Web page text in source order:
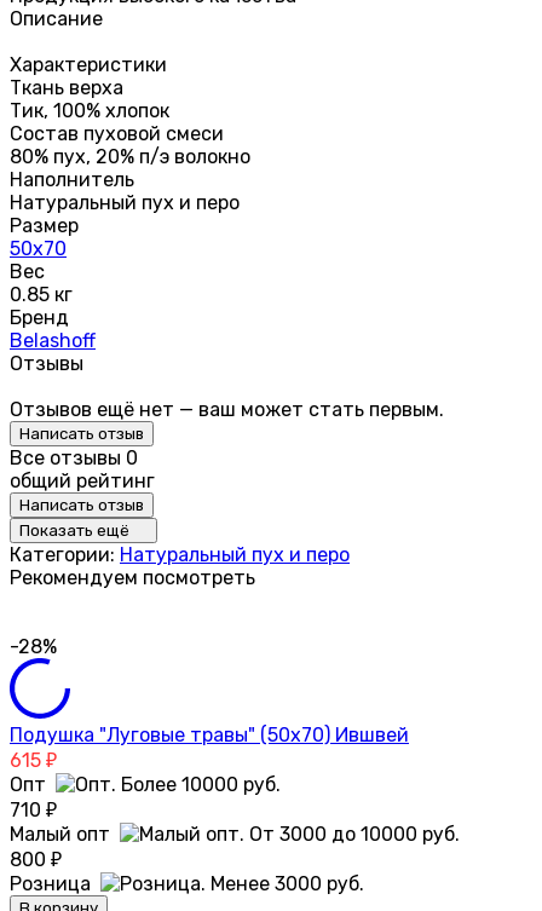
Описание
Характеристики
Ткань верха
Тик, 100% хлопок
Состав пуховой смеси
80% пух, 20% п/э волокно
Наполнитель
Натуральный пух и перо
Размер
50х70
Вес
0.85 кг
Бренд
Belashoff
Отзывы
Отзывов ещё нет — ваш может стать первым.
Написать отзыв
Все отзывы 0
общий рейтинг
Написать отзыв
Показать ещё
Категории: Натуральный пух и перо
Рекомендуем посмотреть
-28%
Подушка "Луговые травы" (50х70) Ившвей
615 ₽
Опт
710 ₽
Малый опт
800 ₽
Розница